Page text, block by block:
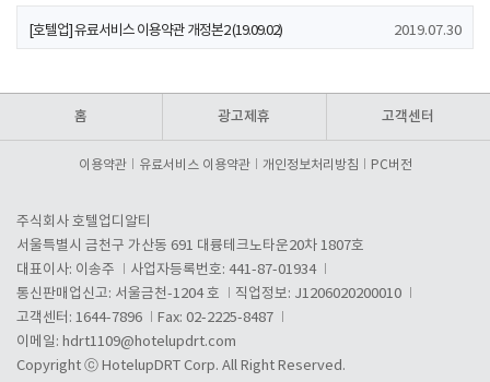
[호텔업] 유료서비스 이용약관 개정본2 (19.09.02) 2019.07.30
홈 광고제휴 고객센터
이용약관 유료서비스 이용약관 개인정보처리방침 PC버전
주식회사 호텔업디알티
서울특별시 금천구 가산동 691 대륭테크노타운20차 1807호
대표이사: 이송주
사업자등록번호: 441-87-01934
통신판매업신고: 서울금천-1204 호
직업정보: J1206020200010
고객센터: 1644-7896
Fax: 02-2225-8487
이메일: hdrt1109@hotelupdrt.com
Copyright ⓒ HotelupDRT Corp. All Right Reserved.